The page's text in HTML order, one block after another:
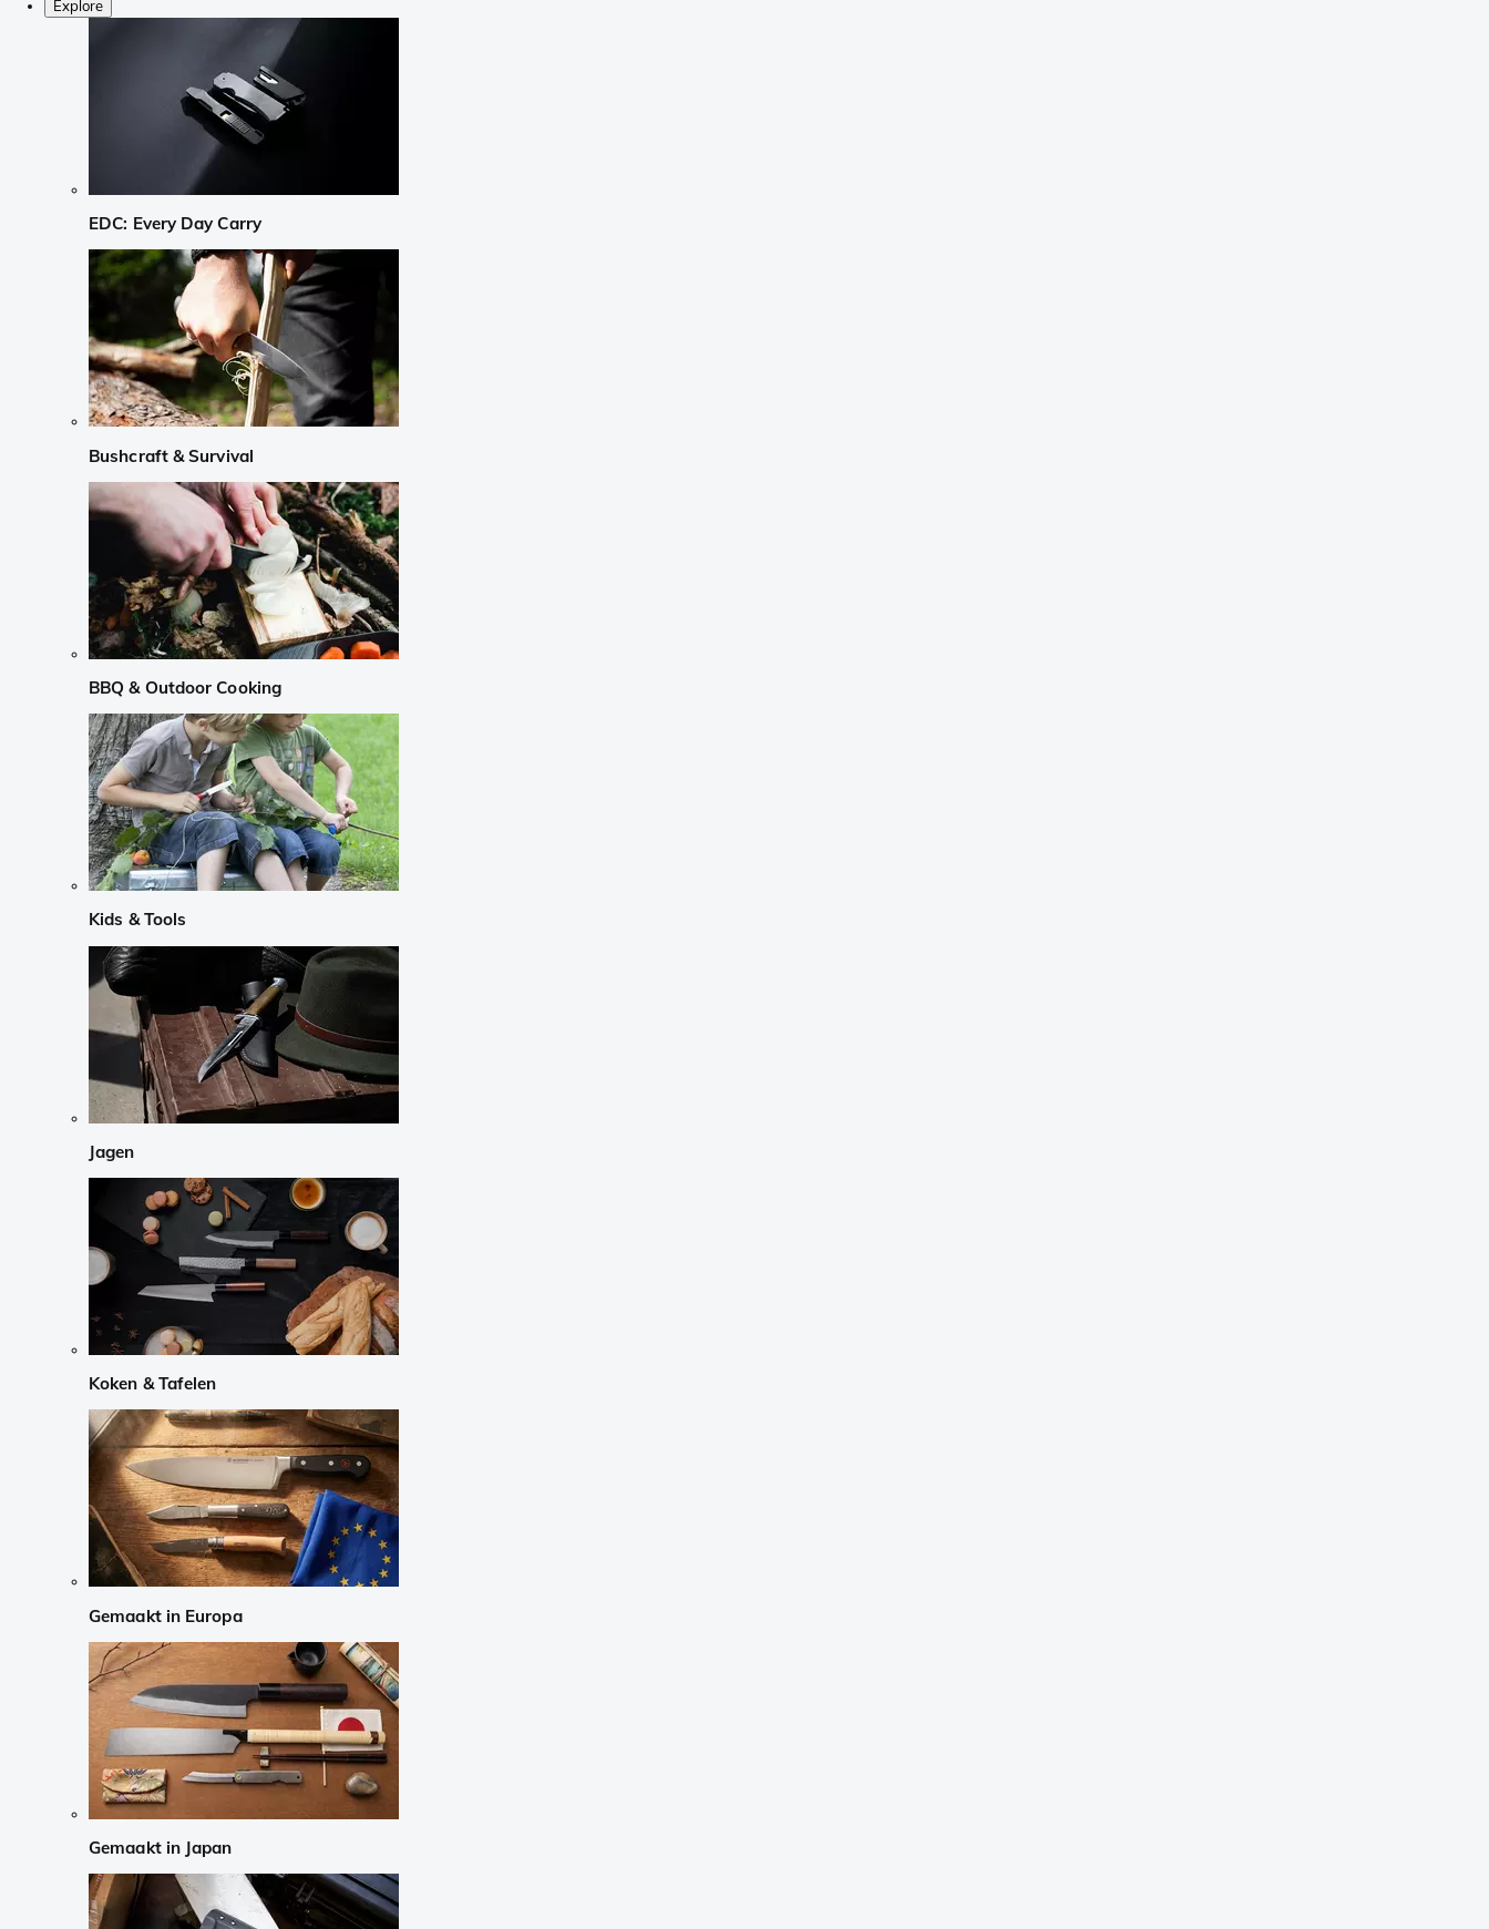
Explore
EDC: Every Day Carry
Bushcraft & Survival
BBQ & Outdoor Cooking
Kids & Tools
Jagen
Koken & Tafelen
Gemaakt in Europa
Gemaakt in Japan